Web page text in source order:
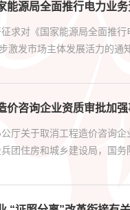
能源局全面推行电力业
求对《国家能源局全面推
激发市场主体发展活力的
咨询企业资质审批加
厅关于取消工程造价咨询
团住房和城乡建设局，国